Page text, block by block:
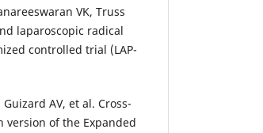
VK, Truss
laparoscopic radical
controlled trial (LAP-
AV, et al. Cross-
of the Expanded